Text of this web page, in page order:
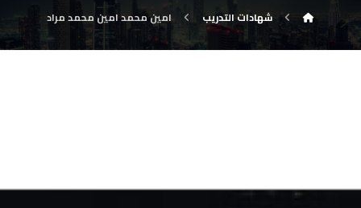
شهادات التدريب امين محمد امين محمد مراد